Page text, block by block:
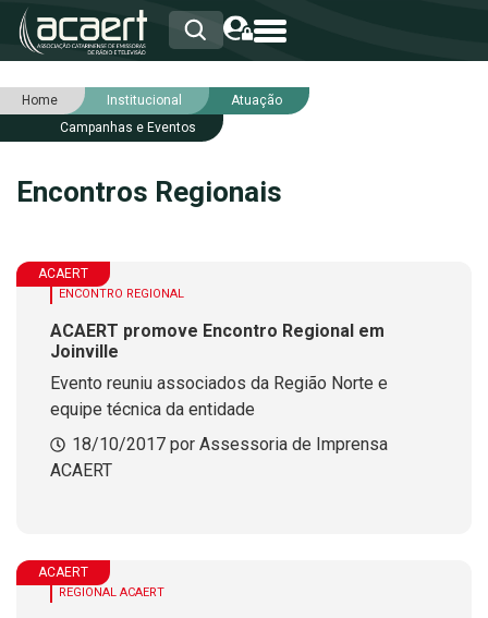
HOME
INSTITUCIONAL
RCA
SERVIÇOS
INTEGRIDADE
Home Institucional
Atuação
Campanhas e Eventos
Encontros Regionais
ACAERT
ENCONTRO REGIONAL
ACAERT promove Encontro Regional em
Joinville
Evento reuniu associados da Região Norte e
equipe técnica da entidade
18/10/2017 por Assessoria de Imprensa
ACAERT
ACAERT
REGIONAL ACAERT